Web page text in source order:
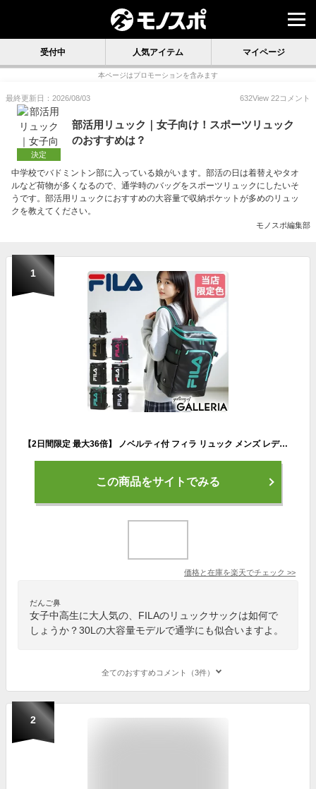
受付中 人気アイテム マイページ
本ページはプロモーションを含みます
最終更新日：2026/08/03 632View 22コメント
決定
部活用リュック｜女子向け！スポーツリュック
のおすすめは？
中学校でバドミントン部に入っている娘がいます。部活の日は着替えやタオ
ルなど荷物が多くなるので、通学時のバッグをスポーツリュックにしたいそ
うです。部活用リュックにおすすめの大容量で収納ポケットが多めのリュッ
クを教えてください。
モノスポ編集部
1
【2日間限定 最大36倍】 ノベルティ付 フィラ リュック メンズ レディース 大容量 FILA バック ブランド おしゃれ 通学 学生 軽量 軽い 丈夫 PC シンプル 黒 女子 男子 ボックス型 スクエア 撥水 A4 B4 30L 別注カラー 7577 7714
この商品をサイトでみる
価格と在庫を楽天でチェック >>
だんご鼻
女子中高生に大人気の、FILAのリュックサックは如何で
しょうか？30Lの大容量モデルで通学にも似合いますよ。
全てのおすすめコメント（3件）
2